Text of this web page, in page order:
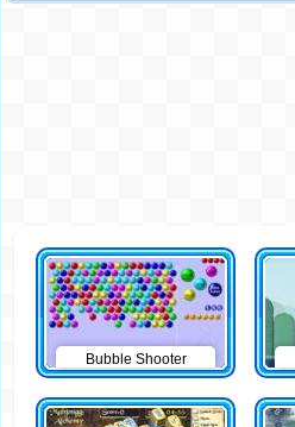
Bubble Shooter